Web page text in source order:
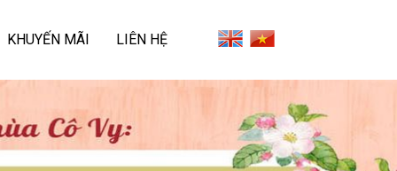
KHUYẾN MÃI LIÊN HỆ